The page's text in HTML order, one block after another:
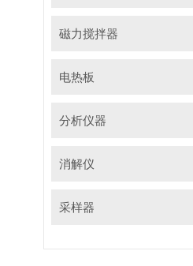
磁力搅拌器
电热板
分析仪器
消解仪
采样器